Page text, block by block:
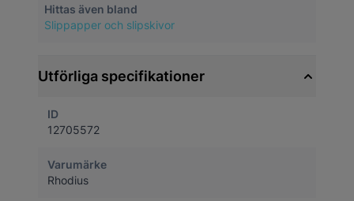
Hittas även bland
Slippapper och slipskivor
Utförliga specifikationer
ID
12705572
Varumärke
Rhodius